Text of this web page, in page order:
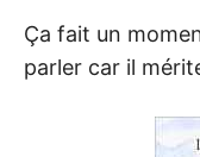
Ça fait un
parler car il